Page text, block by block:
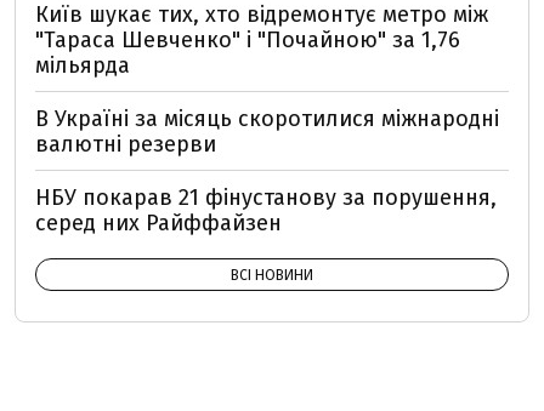
Київ шукає тих, хто відремонтує метро між
"Тараса Шевченко" і "Почайною" за 1,76
мільярда
В Україні за місяць скоротилися міжнародні
валютні резерви
НБУ покарав 21 фінустанову за порушення,
серед них Райффайзен
ВСІ НОВИНИ